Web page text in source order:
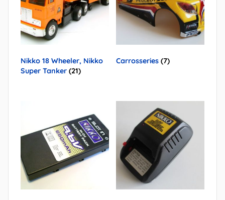
Nikko 18 Wheeler, Nikko
Super Tanker (21)
Carrosseries(7)